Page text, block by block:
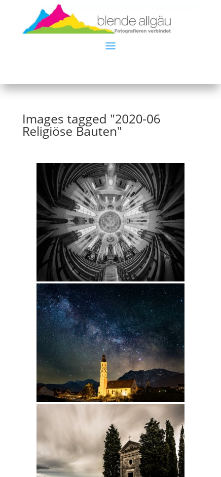
Images tagged "2020-06
Religiöse Bauten"